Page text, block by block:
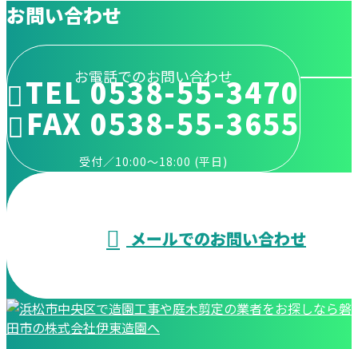
お問い合わせ
お電話でのお問い合わせ
TEL 0538-55-3470
FAX 0538-55-3655
受付／10:00～18:00 (平日)
メールでのお問い合わせ